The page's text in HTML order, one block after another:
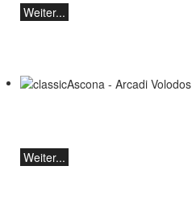
Weiter...
Weiter...